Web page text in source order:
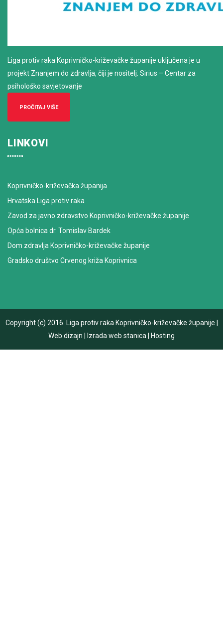
Liga protiv raka Koprivničko-križevačke županije uključena je u
projekt Znanjem do zdravlja, čiji je nositelj: Sirius – Centar za
psihološko savjetovanje
PROČITAJ VIŠE
LINKOVI
Koprivničko-križevačka županija
Hrvatska Liga protiv raka
Zavod za javno zdravstvo Koprivničko-križevačke županije
Opća bolnica dr. Tomislav Bardek
Dom zdravlja Koprivničko-križevačke županije
Gradsko društvo Crvenog križa Koprivnica
Copyright (c) 2016. Liga protiv raka Koprivničko-križevačke županije
Web dizajn
Izrada web stanica Hosting